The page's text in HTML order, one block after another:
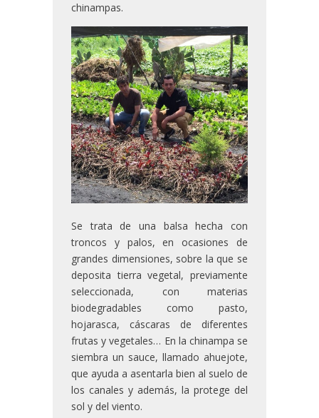
chinampas.
Se trata de una balsa hecha con
troncos y palos, en ocasiones de
grandes dimensiones, sobre la que se
deposita tierra vegetal, previamente
seleccionada, con materias
biodegradables como pasto,
hojarasca, cáscaras de diferentes
frutas y vegetales… En la chinampa se
siembra un sauce, llamado ahuejote,
que ayuda a asentarla bien al suelo de
los canales y además, la protege del
sol y del viento.